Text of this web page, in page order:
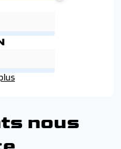
nous